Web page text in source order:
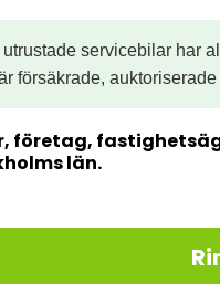
servicebilar har
försäkrade,
företag,
län.